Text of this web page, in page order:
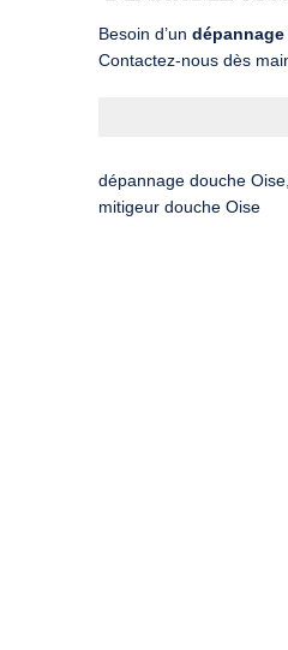
Besoin d’un
Contactez-nous dès
dépannage douche
mitigeur douche Oise